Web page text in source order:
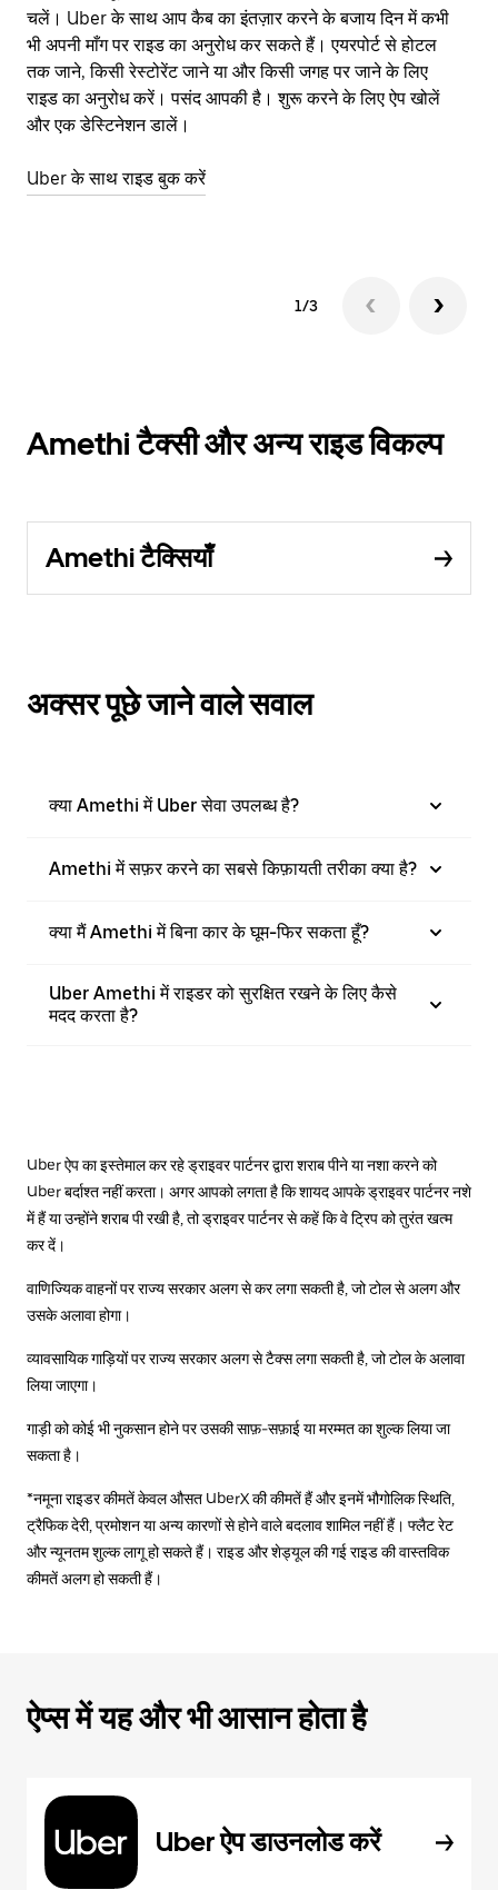
चलें। Uber के साथ आप कैब का इंतज़ार करने के बजाय दिन में कभी
भी अपनी माँग पर राइड का अनुरोध कर सकते हैं। एयरपोर्ट से होटल
तक जाने, किसी रेस्टोरेंट जाने या और किसी जगह पर जाने के लिए
राइड का अनुरोध करें। पसंद आपकी है। शुरू करने के लिए ऐप खोलें
और एक डेस्टिनेशन डालें।
Uber के साथ राइड बुक करें
1/3
Amethi टैक्सी और अन्य राइड विकल्प
Amethi टैक्सियाँ
अक्सर पूछे जाने वाले सवाल
क्या Amethi में Uber सेवा उपलब्ध है?
Amethi में सफ़र करने का सबसे किफ़ायती तरीका क्या है?
क्या मैं Amethi में बिना कार के घूम-फिर सकता हूँ?
Uber Amethi में राइडर को सुरक्षित रखने के लिए कैसे
मदद करता है?
Uber ऐप का इस्तेमाल कर रहे ड्राइवर पार्टनर द्वारा शराब पीने या नशा करने को
Uber बर्दाश्त नहीं करता। अगर आपको लगता है कि शायद आपके ड्राइवर पार्टनर नशे
में हैं या उन्होंने शराब पी रखी है, तो ड्राइवर पार्टनर से कहें कि वे ट्रिप को तुरंत खत्म
कर दें।
वाणिज्यिक वाहनों पर राज्य सरकार अलग से कर लगा सकती है, जो टोल से अलग और
उसके अलावा होगा।
व्यावसायिक गाड़ियों पर राज्य सरकार अलग से टैक्स लगा सकती है, जो टोल के अलावा
लिया जाएगा।
गाड़ी को कोई भी नुकसान होने पर उसकी साफ़-सफ़ाई या मरम्मत का शुल्क लिया जा
सकता है।
*नमूना राइडर कीमतें केवल औसत UberX की कीमतें हैं और इनमें भौगोलिक स्थिति,
ट्रैफिक देरी, प्रमोशन या अन्य कारणों से होने वाले बदलाव शामिल नहीं हैं। फ्लैट रेट
और न्यूनतम शुल्क लागू हो सकते हैं। राइड और शेड्यूल की गई राइड की वास्तविक
कीमतें अलग हो सकती हैं।
ऐप्स में यह और भी आसान होता है
Uber ऐप डाउनलोड करें